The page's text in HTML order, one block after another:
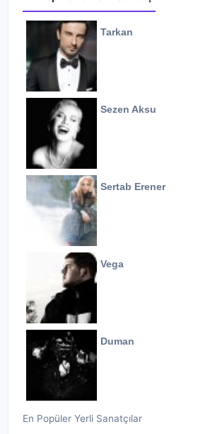
Tarkan
Sezen Aksu
Sertab Erener
Vega
Duman
En Popüler Yerli Sanatçılar